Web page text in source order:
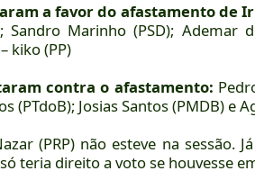
a favor do afastamento de
Sandro Marinho (PSD); Ademar
kiko (PP)
contra o afastamento:
(PTdoB); Josias Santos (PMDB) e
(PRP) não esteve na sessão.
teria direito a voto se houvesse